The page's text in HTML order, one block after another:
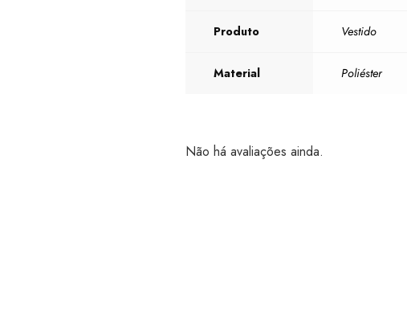
Produto Vestido
Material Poliéster
Não há avaliações ainda.